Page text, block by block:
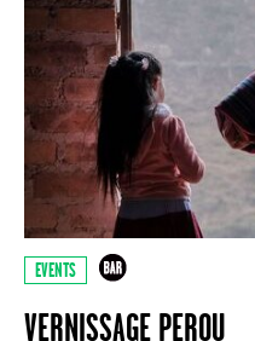
EVENTS
VERNISSAGE PEROU